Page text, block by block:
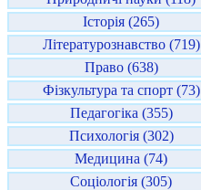
Історія (265)
Літературознавство (719)
Право (638)
Фізкультура та спорт (73)
Педагогіка (355)
Психологія (302)
Медицина (74)
Соціологія (305)